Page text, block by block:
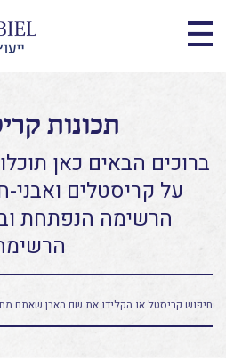
תכונות
ברוכים הבאים כאן
על קריסטלים
הרשימה הנפתחת